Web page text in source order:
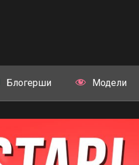
Блогерши Модели